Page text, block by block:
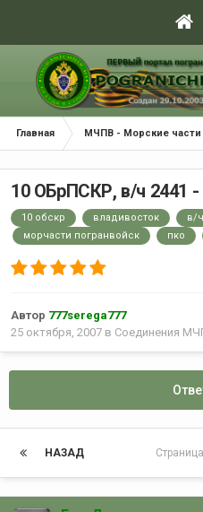
Главная МЧПВ - Морские части
10 ОБрПСКР, в/ч 2441 -
10 обскр владивосток в/ч
морчасти погранвойск
пко
Автор 777serega777
25 октября, 2007 в Соединения
НАЗАД